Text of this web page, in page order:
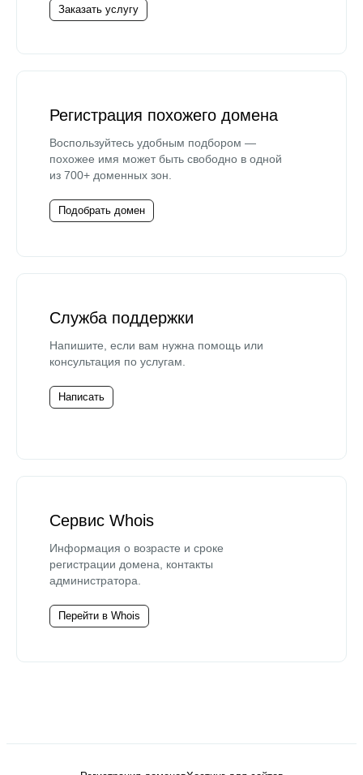
Заказать услугу
Регистрация похожего домена
Воспользуйтесь удобным подбором —
похожее имя может быть свободно в одной
из 700+ доменных зон.
Подобрать домен
Служба поддержки
Напишите, если вам нужна помощь или
консультация по услугам.
Написать
Сервис Whois
Информация о возрасте и сроке
регистрации домена, контакты
администратора.
Перейти в Whois